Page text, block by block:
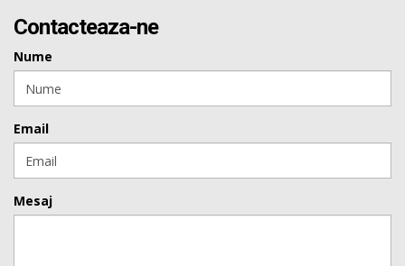
Contacteaza-ne
Nume
Email
Mesaj